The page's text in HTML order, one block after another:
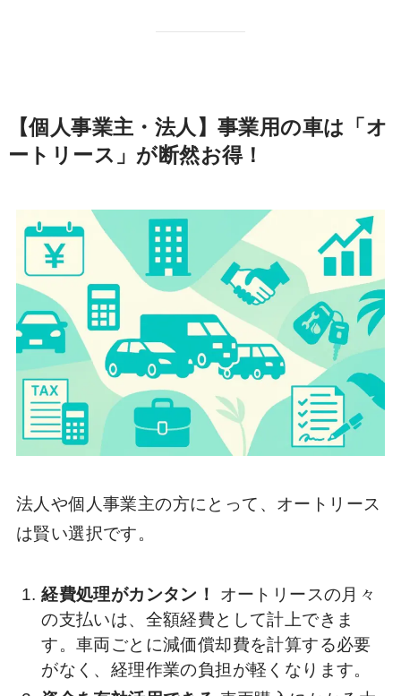
【個人事業主・法人】事業用の車は「オ
ートリース」が断然お得！
法人や個人事業主の方にとって、オートリース
は賢い選択です。
経費処理がカンタン！
オートリースの月々
の支払いは、全額経費として計上できま
す。車両ごとに減価償却費を計算する必要
がなく、経理作業の負担が軽くなります。